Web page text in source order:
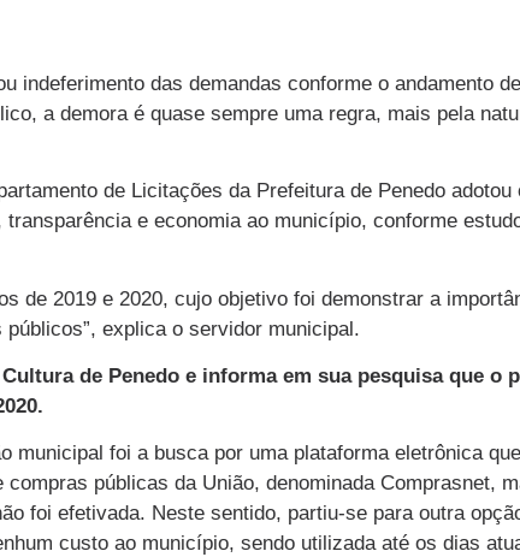
indeferimento das demandas conforme o andamento
a demora é quase sempre uma regra, mais pela
de Licitações da Prefeitura de Penedo
e economia ao município, conforme
de 2019 e 2020, cujo objetivo foi demonstrar a
explica o servidor municipal.
de Penedo e informa em sua pesquisa que
municipal foi a busca por uma plataforma eletrônica
públicas da União, denominada Comprasnet,
foi efetivada. Neste sentido, partiu-se para outra
custo ao município, sendo utilizada até os dias